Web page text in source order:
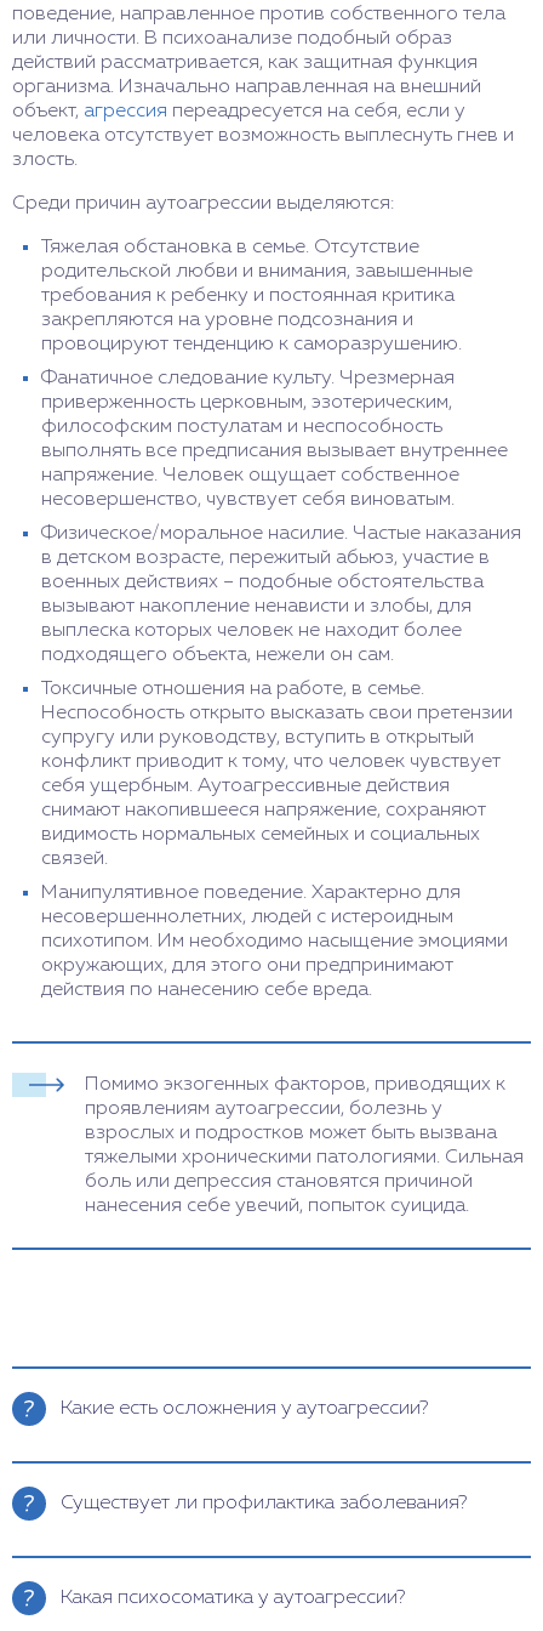
поведение, направленное против собственного тела
или личности. В психоанализе подобный образ
действий рассматривается, как защитная функция
организма. Изначально направленная на внешний
объект, агрессия переадресуется на себя, если у
человека отсутствует возможность выплеснуть гнев и
злость.
Среди причин аутоагрессии выделяются:
Тяжелая обстановка в семье. Отсутствие
родительской любви и внимания, завышенные
требования к ребенку и постоянная критика
закрепляются на уровне подсознания и
провоцируют тенденцию к саморазрушению.
Фанатичное следование культу. Чрезмерная
приверженность церковным, эзотерическим,
философским постулатам и неспособность
выполнять все предписания вызывает внутреннее
напряжение. Человек ощущает собственное
несовершенство, чувствует себя виноватым.
Физическое/моральное насилие. Частые наказания
в детском возрасте, пережитый абьюз, участие в
военных действиях – подобные обстоятельства
вызывают накопление ненависти и злобы, для
выплеска которых человек не находит более
подходящего объекта, нежели он сам.
Токсичные отношения на работе, в семье.
Неспособность открыто высказать свои претензии
супругу или руководству, вступить в открытый
конфликт приводит к тому, что человек чувствует
себя ущербным. Аутоагрессивные действия
снимают накопившееся напряжение, сохраняют
видимость нормальных семейных и социальных
связей.
Манипулятивное поведение. Характерно для
несовершеннолетних, людей с истероидным
психотипом. Им необходимо насыщение эмоциями
окружающих, для этого они предпринимают
действия по нанесению себе вреда.
Помимо экзогенных факторов, приводящих к
проявлениям аутоагрессии, болезнь у
взрослых и подростков может быть вызвана
тяжелыми хроническими патологиями. Сильная
боль или депрессия становятся причиной
нанесения себе увечий, попыток суицида.
Какие есть осложнения у аутоагрессии?
Саморазрушающие действия могут привести к
порезов и колющих травм, сепсис;
переломы конечностей, растяжения и разрыв
Существует ли профилактика заболевания?
Саморазрушительное поведение в детском
развитию аутоагрессии. Меры профилактики
Какая психосоматика у аутоагрессии?